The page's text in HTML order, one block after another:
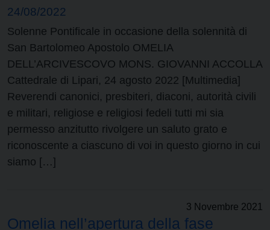
24/08/2022
Solenne Pontificale in occasione della solennità di
San Bartolomeo Apostolo OMELIA
DELL’ARCIVESCOVO MONS. GIOVANNI ACCOLLA
Cattedrale di Lipari, 24 agosto 2022 [Multimedia]
Reverendi canonici, presbiteri, diaconi, autorità civili
e militari, religiose e religiosi fedeli tutti mi sia
permesso anzitutto rivolgere un saluto grato e
riconoscente a ciascuno di voi in questo giorno in cui
siamo […]
3 Novembre 2021
Omelia nell’apertura della fase